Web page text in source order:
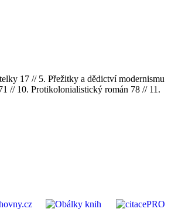
17 // 5. Přežitky a dědictví modernismu
// 10. Protikolonialistický román 78 // 11.